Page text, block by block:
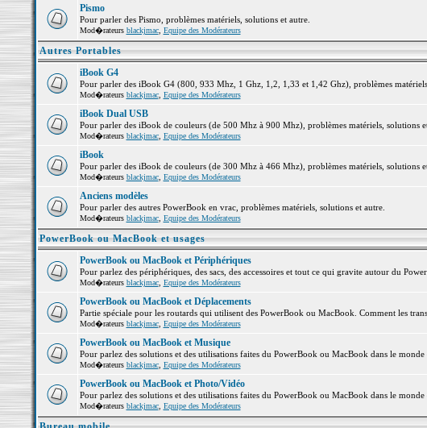
Pismo
Pour parler des Pismo, problèmes matériels, solutions et autre.
Mod�rateurs blackjmac, Equipe des Modérateurs
Autres Portables
iBook G4
Pour parler des iBook G4 (800, 933 Mhz, 1 Ghz, 1,2, 1,33 et 1,42 Ghz), problèmes
Mod�rateurs blackjmac, Equipe des Modérateurs
iBook Dual USB
Pour parler des iBook de couleurs (de 500 Mhz à 900 Mhz), problèmes matériels, solutions
Mod�rateurs blackjmac, Equipe des Modérateurs
iBook
Pour parler des iBook de couleurs (de 300 Mhz à 466 Mhz), problèmes matériels, solutions
Mod�rateurs blackjmac, Equipe des Modérateurs
Anciens modèles
Pour parler des autres PowerBook en vrac, problèmes matériels, solutions et autre.
Mod�rateurs blackjmac, Equipe des Modérateurs
PowerBook ou MacBook et usages
PowerBook ou MacBook et Périphériques
Pour parlez des périphériques, des sacs, des accessoires et tout ce qui gravite autour du
Mod�rateurs blackjmac, Equipe des Modérateurs
PowerBook ou MacBook et Déplacements
Partie spéciale pour les routards qui utilisent des PowerBook ou MacBook. Comment les
Mod�rateurs blackjmac, Equipe des Modérateurs
PowerBook ou MacBook et Musique
Pour parlez des solutions et des utilisations faites du PowerBook ou MacBook dans le monde
Mod�rateurs blackjmac, Equipe des Modérateurs
PowerBook ou MacBook et Photo/Vidéo
Pour parlez des solutions et des utilisations faites du PowerBook ou MacBook dans le monde
Mod�rateurs blackjmac, Equipe des Modérateurs